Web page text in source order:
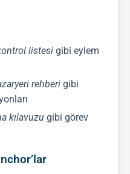
listesi gibi eylem
rehberi gibi
kılavuzu gibi görev